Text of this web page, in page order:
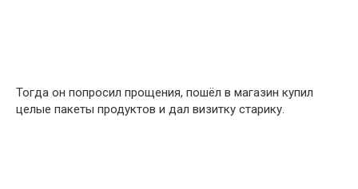
Тогда он попросил прощения, пошёл в магазин купил
целые пакеты продуктов и дал визитку старику.